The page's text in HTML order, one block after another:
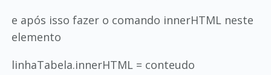
e após isso fazer o comando innerHTML neste
elemento
linhaTabela.innerHTML = conteudo